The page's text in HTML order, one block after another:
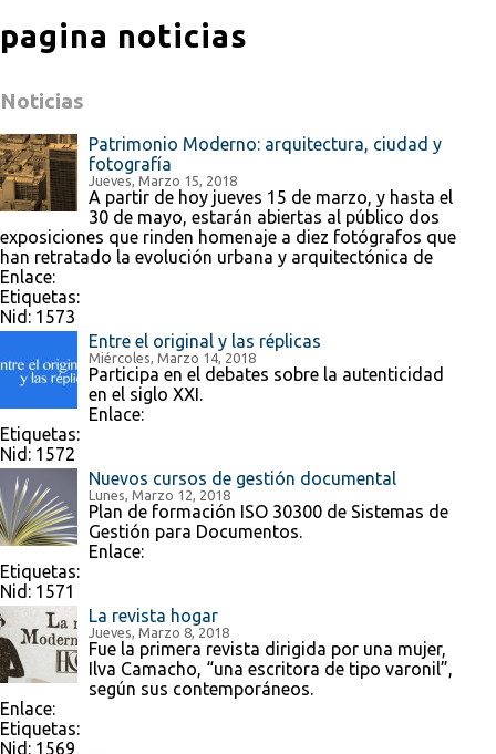
pagina noticias
Noticias
Patrimonio Moderno: arquitectura, ciudad y
fotografía
Jueves, Marzo 15, 2018
A partir de hoy jueves 15 de marzo, y hasta el
30 de mayo, estarán abiertas al público dos
exposiciones que rinden homenaje a diez fotógrafos que
han retratado la evolución urbana y arquitectónica de
Enlace:
Etiquetas:
Nid: 1573
Entre el original y las réplicas
Miércoles, Marzo 14, 2018
Participa en el debates sobre la autenticidad
en el siglo XXI.
Enlace:
Etiquetas:
Nid: 1572
Nuevos cursos de gestión documental
Lunes, Marzo 12, 2018
Plan de formación ISO 30300 de Sistemas de
Gestión para Documentos.
Enlace:
Etiquetas:
Nid: 1571
La revista hogar
Jueves, Marzo 8, 2018
Fue la primera revista dirigida por una mujer,
Ilva Camacho, “una escritora de tipo varonil”,
según sus contemporáneos.
Enlace:
Etiquetas:
Nid: 1569